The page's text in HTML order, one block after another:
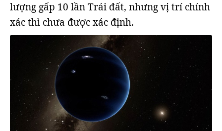
lượng gấp 10 lần Trái đất, nhưng vị trí chính
xác thì chưa được xác định.